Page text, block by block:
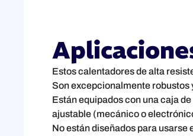
Estos calentadores de alta
Son excepcionalmente robustos
Están equipados con una caja
ajustable (mecánico o
No están diseñados para usarse